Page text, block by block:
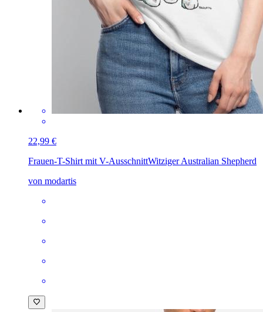
22,99 €
Frauen-T-Shirt mit V-AusschnittWitziger Australian Shepherd
von modartis